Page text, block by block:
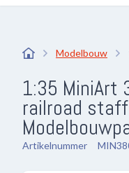
Modelbouw
1:35 MiniArt
railroad
Artikelnummer